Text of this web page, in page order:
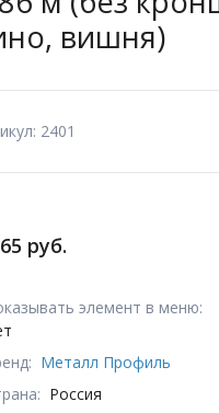
вишня)
2401
руб.
элемент в меню:
Металл Профиль
Россия